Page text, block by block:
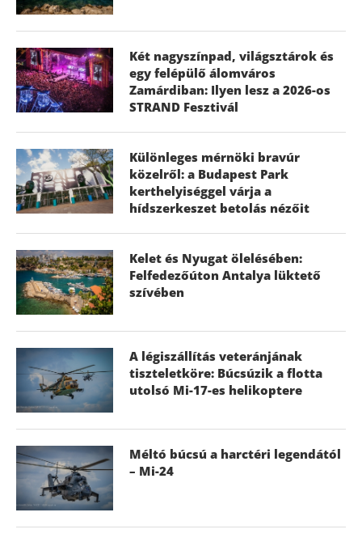
Két nagyszínpad, világsztárok és
egy felépülő álomváros
Zamárdiban: Ilyen lesz a 2026-os
STRAND Fesztivál
Különleges mérnöki bravúr
közelről: a Budapest Park
kerthelyiséggel várja a
hídszerkeszet betolás nézőit
Kelet és Nyugat ölelésében:
Felfedezőúton Antalya lüktető
szívében
A légiszállítás veteránjának
tiszteletköre: Búcsúzik a flotta
utolsó Mi-17-es helikoptere
Méltó búcsú a harctéri legendától
– Mi-24